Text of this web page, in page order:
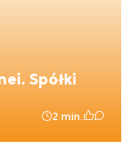
Spółki
2 min.